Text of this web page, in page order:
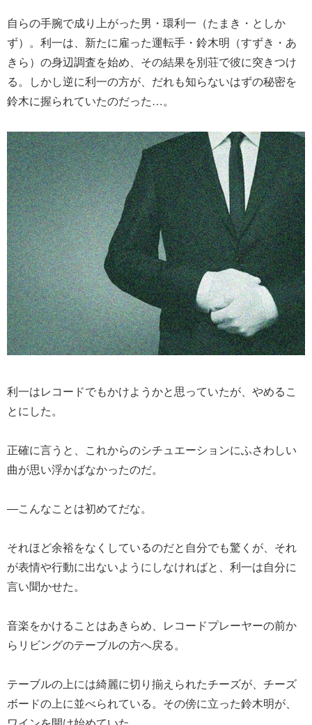
自らの手腕で成り上がった男・環利一（たまき・としか
ず）。利一は、新たに雇った運転手・鈴木明（すずき・あ
きら）の身辺調査を始め、その結果を別荘で彼に突きつけ
る。しかし逆に利一の方が、だれも知らないはずの秘密を
鈴木に握られていたのだった…。
利一はレコードでもかけようかと思っていたが、やめるこ
とにした。
正確に言うと、これからのシチュエーションにふさわしい
曲が思い浮かばなかったのだ。
―こんなことは初めてだな。
それほど余裕をなくしているのだと自分でも驚くが、それ
が表情や行動に出ないようにしなければと、利一は自分に
言い聞かせた。
音楽をかけることはあきらめ、レコードプレーヤーの前か
らリビングのテーブルの方へ戻る。
テーブルの上には綺麗に切り揃えられたチーズが、チーズ
ボードの上に並べられている。その傍に立った鈴木明が、